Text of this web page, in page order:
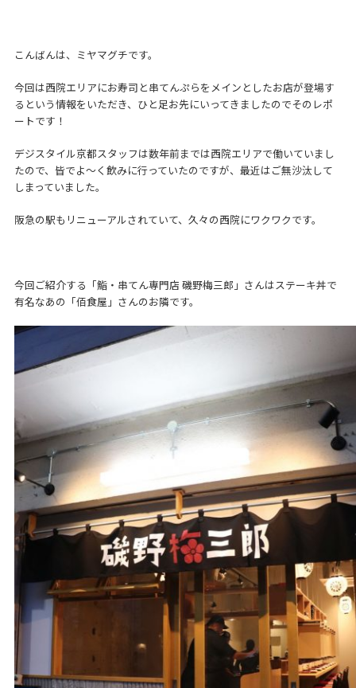
こんばんは、ミヤマグチです。
今回は西院エリアにお寿司と串てんぷらをメインとしたお店が登場す
るという情報をいただき、ひと足お先にいってきましたのでそのレポ
ートです！
デジスタイル京都スタッフは数年前までは西院エリアで働いていまし
たので、皆でよ～く飲みに行っていたのですが、最近はご無沙汰して
しまっていました。
阪急の駅もリニューアルされていて、久々の西院にワクワクです。
今回ご紹介する「鮨・串てん専門店 磯野梅三郎」さんはステーキ丼で
有名なあの「佰食屋」さんのお隣です。